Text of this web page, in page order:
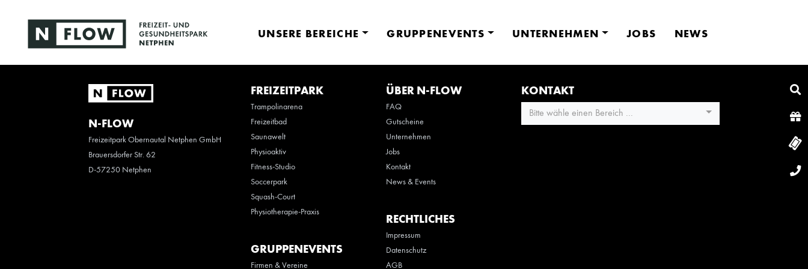
UNSERE BEREICHE GRUPPENEVENTS UNTERNEHMEN JOBS NEWS
N-FLOW
Freizeitpark Obernautal Netphen GmbH
Brauersdorfer Str. 62
D-57250 Netphen
FREIZEITPARK
Trampolinarena
Freizeitbad
Saunawelt
Physioaktiv
Fitness-Studio
Soccerpark
Squash-Court
Physiotherapie-Praxis
GRUPPENEVENTS
Firmen & Vereine
ÜBER N-FLOW
FAQ
Gutscheine
Unternehmen
Jobs
Kontakt
News & Events
RECHTLICHES
Impressum
Datenschutz
AGB
KONTAKT
Bitte wähle einen Bereich ...